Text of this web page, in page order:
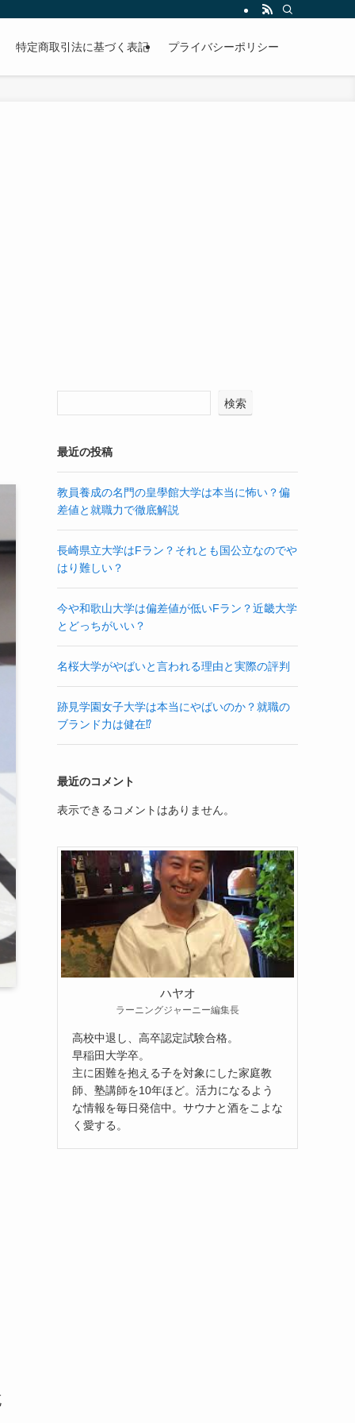
特定商取引法に基づく表記 プライバシーポリシー
検索
最近の投稿
教員養成の名門の皇學館大学は本当に怖い？偏
差値と就職力で徹底解説
長崎県立大学はFラン？それとも国公立なのでや
はり難しい？
今や和歌山大学は偏差値が低いFラン？近畿大学
とどっちがいい？
名桜大学がやばいと言われる理由と実際の評判
跡見学園女子大学は本当にやばいのか？就職の
ブランド力は健在⁉
最近のコメント
表示できるコメントはありません。
ハヤオ
ラーニングジャーニー編集長
高校中退し、高卒認定試験合格。
早稲田大学卒。
主に困難を抱える子を対象にした家庭教
師、塾講師を10年ほど。活力になるよう
な情報を毎日発信中。サウナと酒をこよな
く愛する。